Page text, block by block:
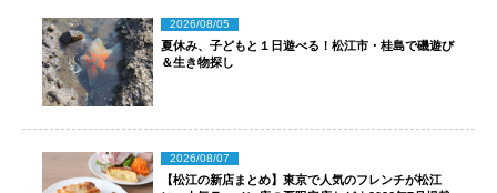
2026/08/05
夏休み、子どもと１日遊べる！松江市・桂島で磯遊び
＆生き物探し
2026/08/07
【松江の新店まとめ】東京で人気のフレンチが松江